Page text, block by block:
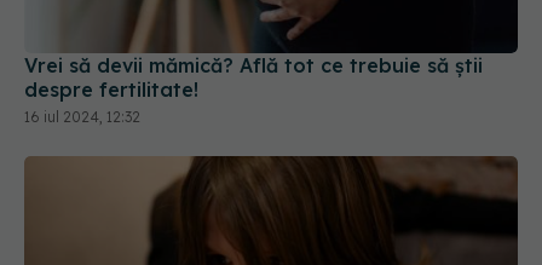
Vrei să devii mămică? Află tot ce trebuie să știi
despre fertilitate!
16 iul 2024, 12:32